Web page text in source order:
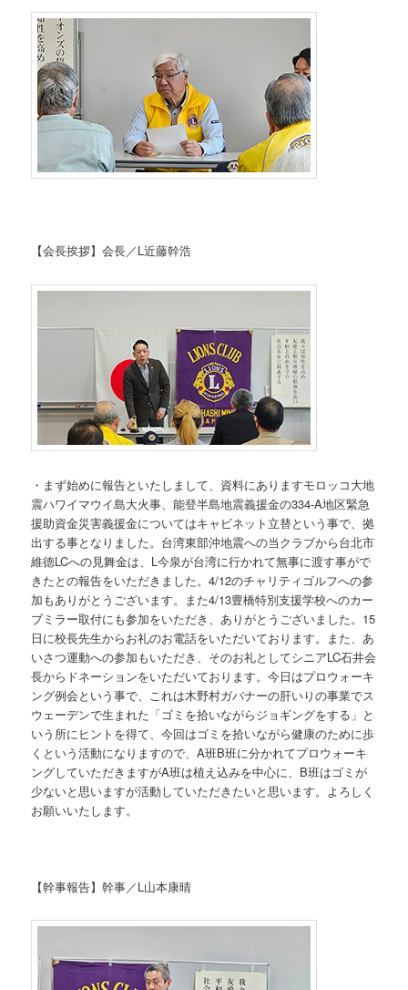
【会長挨拶】会長／L近藤幹浩
・まず始めに報告といたしまして、資料にありますモロッコ大地
震ハワイマウイ島大火事、能登半島地震義援金の334-A地区緊急
援助資金災害義援金についてはキャビネット立替という事で、拠
出する事となりました。台湾東部沖地震への当クラブから台北市
維德LCへの見舞金は、L今泉が台湾に行かれて無事に渡す事がで
きたとの報告をいただきました。4/12のチャリティゴルフへの参
加もありがとうございます。また4/13豊橋特別支援学校へのカー
ブミラー取付にも参加をいただき、ありがとうございました。15
日に校長先生からお礼のお電話をいただいております。また、あ
いさつ運動への参加もいただき、そのお礼としてシニアLC石井会
長からドネーションをいただいております。今日はプロウォーキ
ング例会という事で、これは木野村ガバナーの肝いりの事業でス
ウェーデンで生まれた「ゴミを拾いながらジョギングをする」と
いう所にヒントを得て、今回はゴミを拾いながら健康のために歩
くという活動になりますので、A班B班に分かれてプロウォーキ
ングしていただきますがA班は植え込みを中心に、B班はゴミが
少ないと思いますが活動していただきたいと思います。よろしく
お願いいたします。
【幹事報告】幹事／L山本康晴